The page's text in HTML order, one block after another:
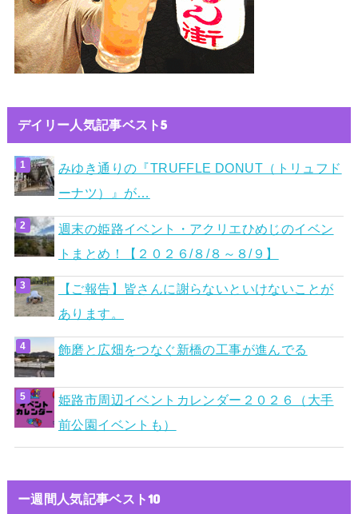
デイリー人気記事ベスト5
みゆき通りの『TRUFFLE DONUT（トリュフド
ーナツ）』が…
週末の姫路イベント・アクリエひめじのイベン
トまとめ！【２０２６/８/８～８/９】
【ご報告】皆さんに謝らないといけないことが
あります。
飾磨と広畑をつなぐ新橋の工事が進んでる
姫路市周辺イベントカレンダー２０２６（大手
前公園イベントも）
ー週間人気記事ベスト10